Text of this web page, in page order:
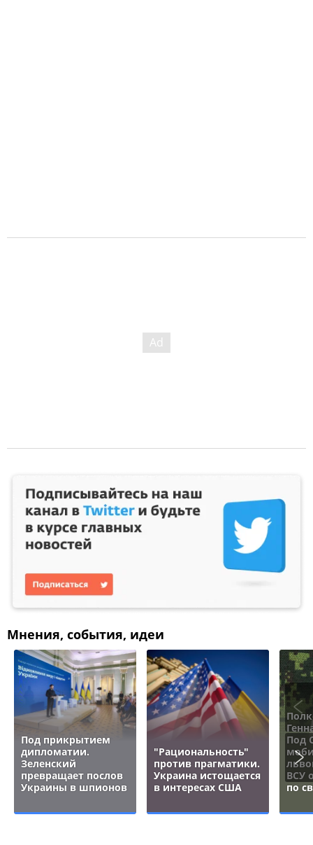
Мнения, события, идеи
Под прикрытием
дипломатии.
Зеленский
превращает послов
Украины в шпионов
"Рациональность"
против прагматики.
Украина истощается
в интересах США
Под
ВСУ
по